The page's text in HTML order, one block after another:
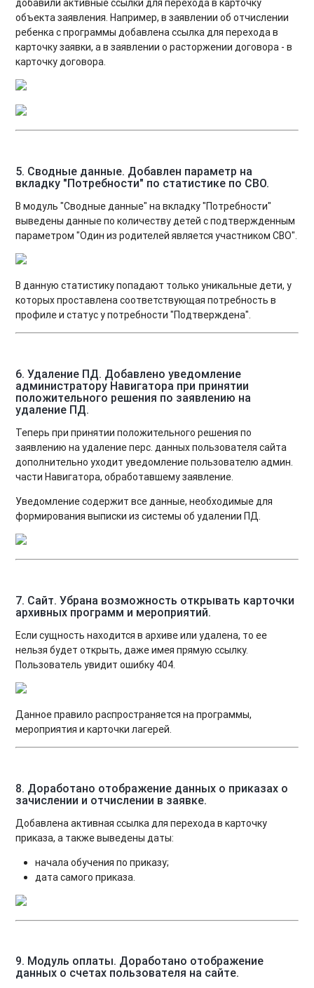
добавили активные ссылки для перехода в карточку
объекта заявления. Например, в заявлении об отчислении
ребенка с программы добавлена ссылка для перехода в
карточку заявки, а в заявлении о расторжении договора - в
карточку договора.
5. Сводные данные. Добавлен параметр на
вкладку "Потребности" по статистике по СВО.
В модуль "Сводные данные" на вкладку "Потребности"
выведены данные по количеству детей с подтвержденным
параметром "Один из родителей является участником СВО".
В данную статистику попадают только уникальные дети, у
которых проставлена соответствующая потребность в
профиле и статус у потребности "Подтверждена".
6. Удаление ПД. Добавлено уведомление
администратору Навигатора при принятии
положительного решения по заявлению на
удаление ПД.
Теперь при принятии положительного решения по
заявлению на удаление перс. данных пользователя сайта
дополнительно уходит уведомление пользователю админ.
части Навигатора, обработавшему заявление.
Уведомление содержит все данные, необходимые для
формирования выписки из системы об удалении ПД.
7. Сайт. Убрана возможность открывать карточки
архивных программ и мероприятий.
Если сущность находится в архиве или удалена, то ее
нельзя будет открыть, даже имея прямую ссылку.
Пользователь увидит ошибку 404.
Данное правило распространяется на программы,
мероприятия и карточки лагерей.
8. Доработано отображение данных о приказах о
зачислении и отчислении в заявке.
Добавлена активная ссылка для перехода в карточку
приказа, а также выведены даты:
начала обучения по приказу;
дата самого приказа.
9. Модуль оплаты. Доработано отображение
данных о счетах пользователя на сайте.